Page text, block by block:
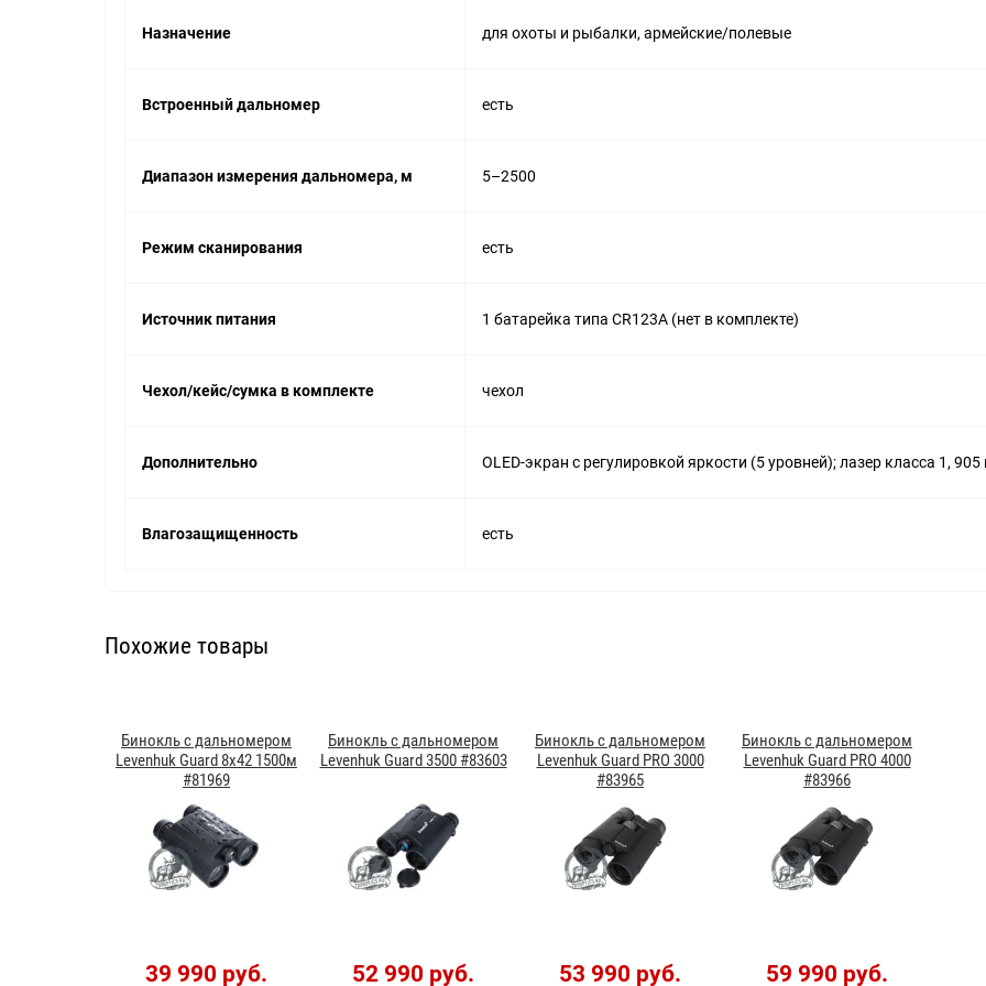
Назначение для охоты и рыбалки, армейские/полевые
Встроенный дальномер есть
Диапазон измерения дальномера, м 5–2500
Режим сканирования есть
Источник питания 1 батарейка типа CR123A (нет в комплекте)
Чехол/кейс/сумка в комплекте чехол
Дополнительно OLED-экран с регулировкой яркости (5 уровней); лазер класса 1, 905
Влагозащищенность есть
Похожие товары
Бинокль с дальномером
Levenhuk Guard 8x42 1500м
#81969
39 990 руб.
Бинокль с дальномером
Levenhuk Guard 3500 #83603
52 990 руб.
Бинокль с дальномером
Levenhuk Guard PRO 3000
#83965
53 990 руб.
Бинокль с дальномером
Levenhuk Guard PRO 4000
#83966
59 990 руб.